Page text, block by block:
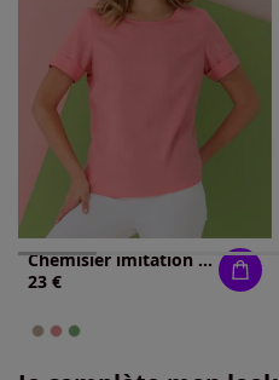
Chemisier imitation lin
23 €